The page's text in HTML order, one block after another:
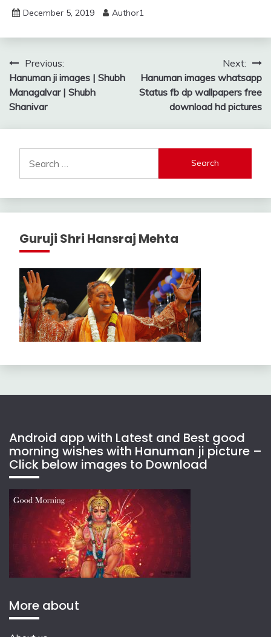
December 5, 2019 Author1
Post
navigation
Previous:
Hanuman ji images | Shubh
Managalvar | Shubh
Shanivar
Next:
Hanuman images whatsapp
Status fb dp wallpapers free
download hd pictures
for:
Guruji Shri Hansraj Mehta
Android app with Latest and Best good
morning wishes with Hanuman ji picture –
Click below images to Download
More about